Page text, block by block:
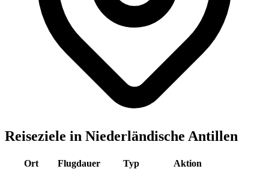
Reiseziele in Niederländische Antillen
Ort Flugdauer Typ Aktion